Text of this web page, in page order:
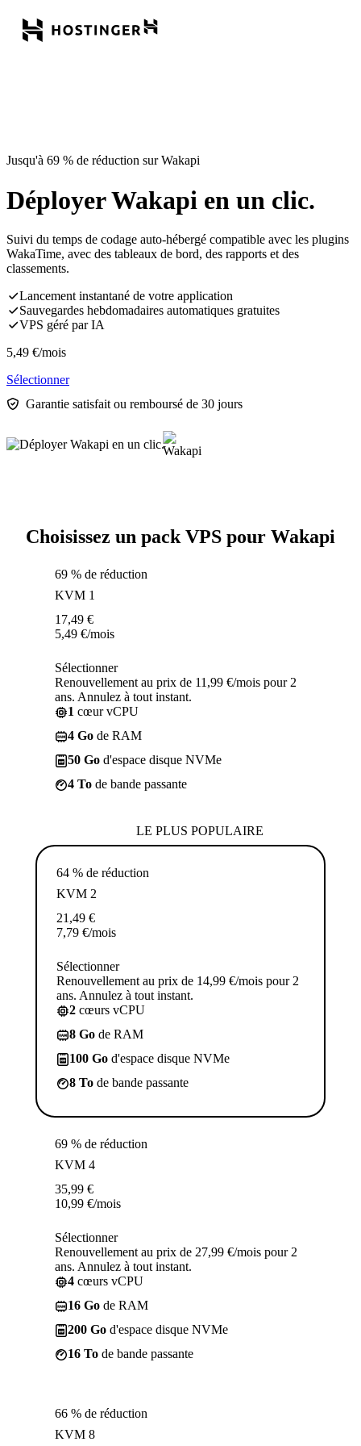
Jusqu'à 69 % de réduction sur Wakapi
Déployer Wakapi en un clic.
Suivi du temps de codage auto-hébergé compatible avec les plugins
WakaTime, avec des tableaux de bord, des rapports et des
classements.
Lancement instantané de votre application
Sauvegardes hebdomadaires automatiques gratuites
VPS géré par IA
5,49 €/mois
Sélectionner
Garantie satisfait ou remboursé de 30 jours
Choisissez un pack VPS pour Wakapi
69 % de réduction
KVM 1
17,49 €
5,49 €/mois
Sélectionner
Renouvellement au prix de 11,99 €/mois pour 2
ans. Annulez à tout instant.
1 cœur vCPU
4 Go de RAM
50 Go d'espace disque NVMe
4 To de bande passante
LE PLUS POPULAIRE
64 % de réduction
KVM 2
21,49 €
7,79 €/mois
Sélectionner
Renouvellement au prix de 14,99 €/mois pour 2
ans. Annulez à tout instant.
2 cœurs vCPU
8 Go de RAM
100 Go d'espace disque NVMe
8 To de bande passante
69 % de réduction
KVM 4
35,99 €
10,99 €/mois
Sélectionner
Renouvellement au prix de 27,99 €/mois pour 2
ans. Annulez à tout instant.
4 cœurs vCPU
16 Go de RAM
200 Go d'espace disque NVMe
16 To de bande passante
66 % de réduction
KVM 8